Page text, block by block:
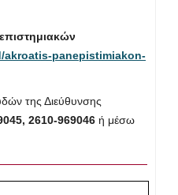
akroatis-panepistimiakon-
της Διεύθυνσης
2610-969046 ή μέσω